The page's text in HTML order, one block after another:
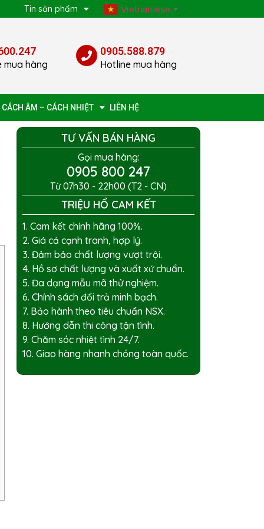
Tin sản phẩm Vietnamese ▼
mua hàng
0905.588.879
Hotline mua hàng
CÁCH ÂM – CÁCH NHIỆT LIÊN HỆ
TƯ VẤN BÁN HÀNG
Gọi mua hàng:
0905 800 247
Từ 07h30 - 22h00 (T2 - CN)
TRIỆU HỔ CAM KẾT
1. Cam kết chính hãng 100%.
2. Giá cả cạnh tranh, hợp lý.
3. Đảm bảo chất lượng vượt trội.
4. Hồ sơ chất lượng và xuất xứ chuẩn.
5. Đa dạng mẫu mã thử nghiệm.
6. Chính sách đổi trả minh bạch.
7. Bảo hành theo tiêu chuẩn NSX.
8. Hướng dẫn thi công tận tình.
9. Chăm sóc nhiệt tình 24/7.
10. Giao hàng nhanh chóng toàn quốc.